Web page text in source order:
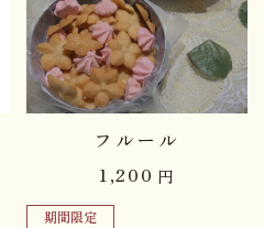
品切れ中
フルール
1,200 円
期間限定